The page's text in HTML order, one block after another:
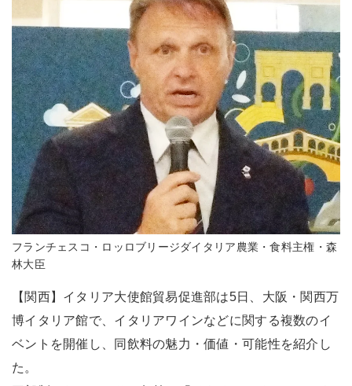
フランチェスコ・ロッロブリージダイタリア農業・食料主権・森
林大臣
【関西】イタリア大使館貿易促進部は5日、大阪・関西万
博イタリア館で、イタリアワインなどに関する複数のイ
ベントを開催し、同飲料の魅力・価値・可能性を紹介し
た。